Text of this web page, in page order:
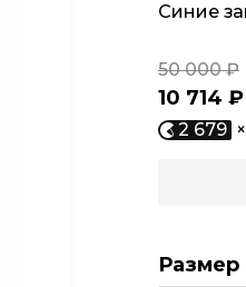
Синие
10 714 ₽
50 000 ₽
2 679
Размер